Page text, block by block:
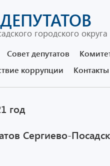
городского округа
Совет депутатов
коррупции
Контакты
год
Сергиево-